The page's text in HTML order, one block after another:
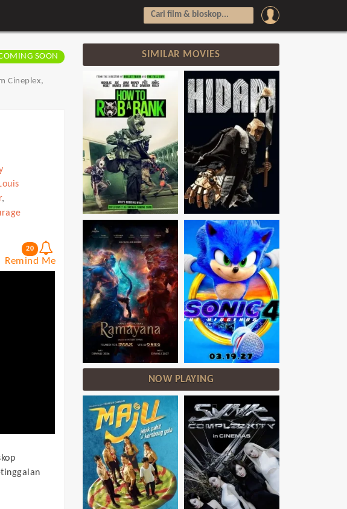
SOON
Cineplex,
,
20
Remind Me
SIMILAR MOVIES
NOW PLAYING